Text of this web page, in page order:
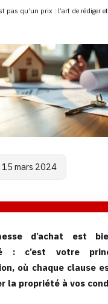
pas qu’un prix : l’art de rédiger
15 mars 2024
d’achat est
: c’est votre
où chaque clause
la propriété à vos